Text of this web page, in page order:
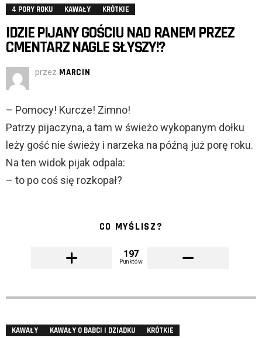
4 PORY ROKU KAWAŁY KRÓTKIE
IDZIE PIJANY GOŚCIU NAD RANEM PRZEZ
CMENTARZ NAGLE SŁYSZY!?
przez MARCIN
– Pomocy! Kurcze! Zimno!
Patrzy pijaczyna, a tam w świeżo wykopanym dołku
leży gość nie świeży i narzeka na późną już porę roku.
Na ten widok pijak odpala:
– to po coś się rozkopał?
CO MYŚLISZ?
197
Punktów
KAWAŁY KAWAŁY O BABCI I DZIADKU KRÓTKIE